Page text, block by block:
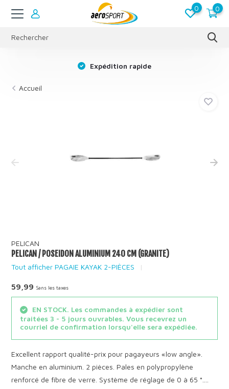
0 0
Expédition rapide
Accueil
PELICAN
PELICAN / POSEIDON ALUMINIUM 240 CM (GRANITE)
Tout afficher PAGAIE KAYAK 2-PIÈCES
59,99 Sans les taxes
EN STOCK. Les commandes à expédier sont
traitées 3 - 5 jours ouvrables. Vous recevrez un
courriel de confirmation lorsqu'elle sera expédiée.
Excellent rapport qualité-prix pour pagayeurs «low angle».
Manche en aluminium. 2 pièces. Pales en polypropylène
renforcé de fibre de verre. Système de réglage de 0 à 65 °....